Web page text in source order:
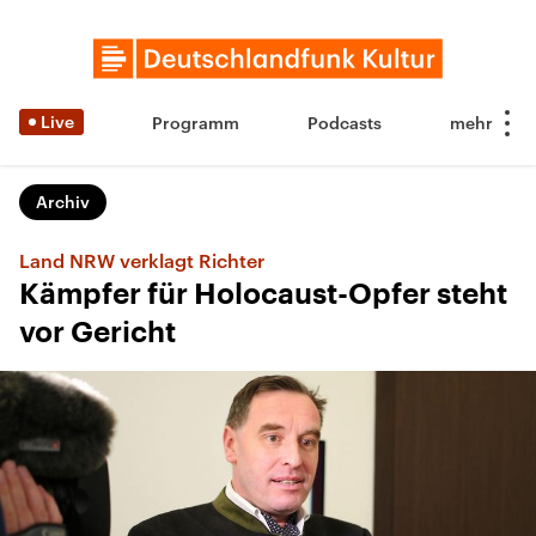
Live Programm Podcasts
Archiv
Land NRW verklagt Richter
Kämpfer für Holocaust-Opfer steht
vor Gericht